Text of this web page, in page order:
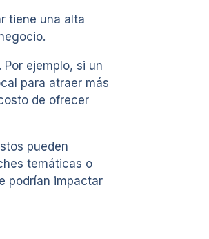
tiene una alta
ejemplo, si un
para atraer más
de ofrecer
pueden
temáticas o
podrían impactar